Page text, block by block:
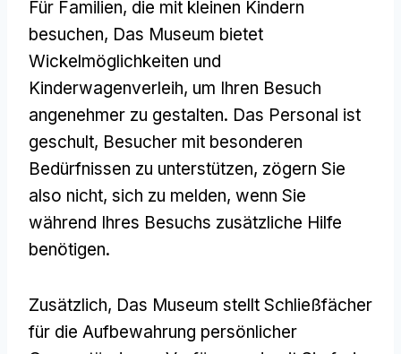
Für Familien, die mit kleinen Kindern
besuchen, Das Museum bietet
Wickelmöglichkeiten und
Kinderwagenverleih, um Ihren Besuch
angenehmer zu gestalten. Das Personal ist
geschult, Besucher mit besonderen
Bedürfnissen zu unterstützen, zögern Sie
also nicht, sich zu melden, wenn Sie
während Ihres Besuchs zusätzliche Hilfe
benötigen.
Zusätzlich, Das Museum stellt Schließfächer
für die Aufbewahrung persönlicher